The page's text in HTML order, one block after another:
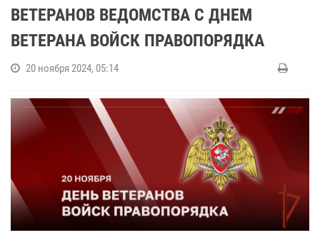
ВЕТЕРАНОВ ВЕДОМСТВА С ДНЕМ
ВЕТЕРАНА ВОЙСК ПРАВОПОРЯДКА
20 ноября 2024, 05:14